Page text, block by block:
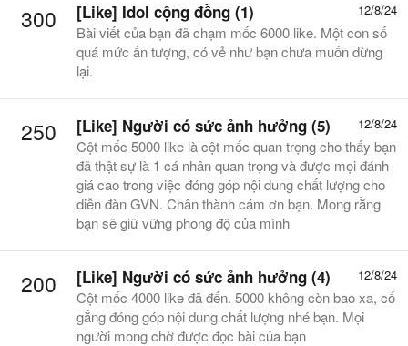
300 12/8/24
[Like] Idol cộng đồng (1)
Bài viết của bạn đã chạm mốc 6000 like. Một con số
quá mức ấn tượng, có vẻ như bạn chưa muốn dừng
lại.
250 12/8/24
[Like] Người có sức ảnh hưởng (5)
Cột mốc 5000 like là cột mốc quan trọng cho thấy bạn
đã thật sự là 1 cá nhân quan trọng và được mọi đánh
giá cao trong việc đóng góp nội dung chất lượng cho
diễn đàn GVN. Chân thành cám ơn bạn. Mong rằng
bạn sẽ giữ vững phong độ của mình
200 12/8/24
[Like] Người có sức ảnh hưởng (4)
Cột mốc 4000 like đã đến. 5000 không còn bao xa, cố
gắng đóng góp nội dung chất lượng nhé bạn. Mọi
người mong chờ được đọc bài của bạn